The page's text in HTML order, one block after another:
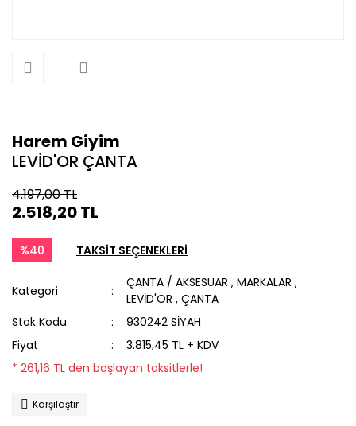
Harem Giyim
LEVİD'OR ÇANTA
4.197,00 TL
2.518,20 TL
%40 TAKSİT SEÇENEKLERİ
Kategori
ÇANTA / AKSESUAR ,MARKALAR ,
LEVİD'OR ,ÇANTA
Stok Kodu
930242 SİYAH
Fiyat
3.815,45 TL + KDV
* 261,16 TL den başlayan taksitlerle!
Karşılaştır